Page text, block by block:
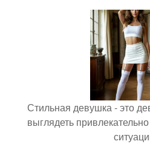
Стильная девушка - это
выглядеть